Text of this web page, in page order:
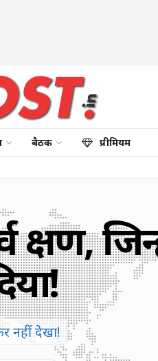
बैठक प्रीमियम
नहीं देखा!